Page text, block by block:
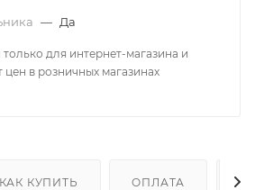
— Да
для интернет-магазина и
цен в розничных магазинах
КАК КУПИТЬ ОПЛАТА